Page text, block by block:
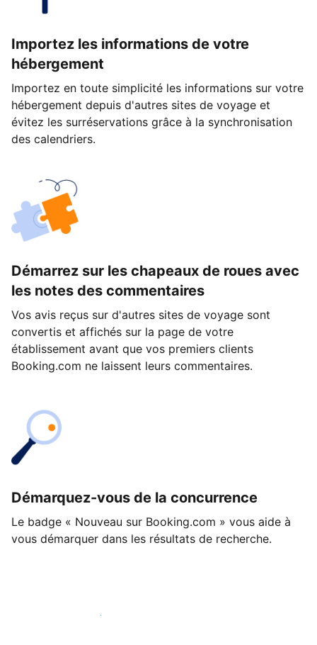
Importez les informations de votre
hébergement
Importez en toute simplicité les informations sur votre
hébergement depuis d'autres sites de voyage et
évitez les surréservations grâce à la synchronisation
des calendriers.
Démarrez sur les chapeaux de roues avec
les notes des commentaires
Vos avis reçus sur d'autres sites de voyage sont
convertis et affichés sur la page de votre
établissement avant que vos premiers clients
Booking.com ne laissent leurs commentaires.
Démarquez-vous de la concurrence
Le badge « Nouveau sur Booking.com » vous aide à
vous démarquer dans les résultats de recherche.
Lancez-vous dès aujourd'hui